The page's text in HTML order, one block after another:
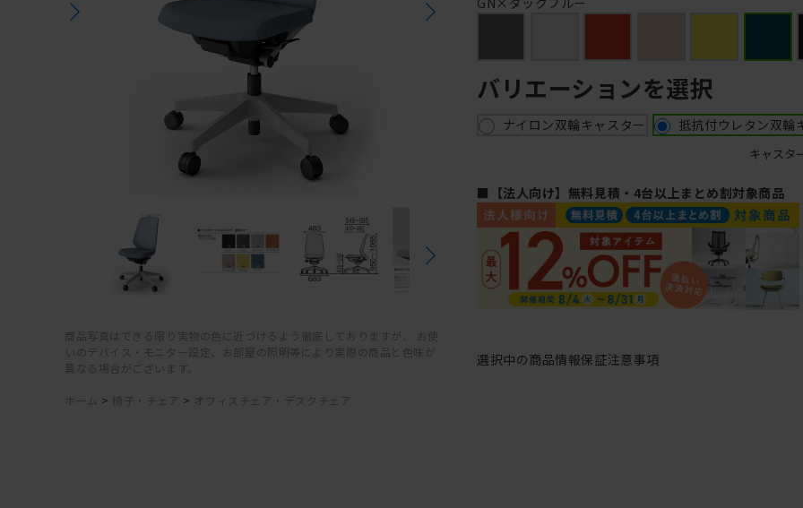
商品写真はできる限り実物の色に近づけるよう徹底しておりますが、 お使
いのデバイス・モニター設定、お部屋の照明等により実際の商品と色味が
異なる場合がございます。
ホーム > 椅子・チェア > オフィスチェア・デスクチェア
バリエーションを選択
ナイロン双輪キャスター 抵抗付ウレタン双輪
キャスタ
■【法人向け】無料見積・4台以上まとめ割対象商品
選択中の商品情報保証注意事項